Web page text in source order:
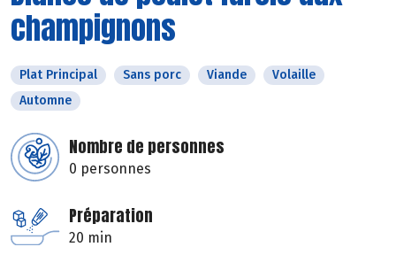
champignons
Plat Principal Sans porc Viande
Volaille
Automne
Nombre de personnes
0 personnes
Préparation
20 min